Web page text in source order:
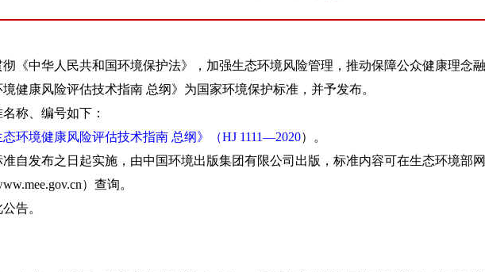
中华人民共和国环境保护法》，加强生态环境风险管理，推动保障公众健康理念
境健康风险评估技术指南 总纲》为国家环境保护标准，并予发布。
、编号如下：
态环境健康风险评估技术指南 总纲》（HJ 1111—2020）。
发布之日起实施，由中国环境出版集团有限公司出版，标准内容可在生态环境部
）查询。
告。